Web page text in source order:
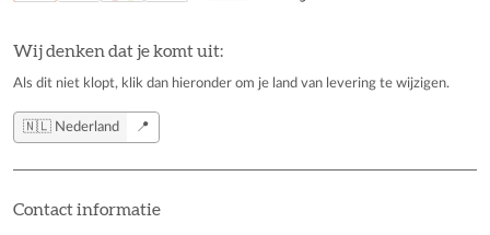
Wij denken dat je komt uit:
Als dit niet klopt, klik dan hieronder om je land van levering te wijzigen.
🇳🇱 Nederland 📍
Contact informatie